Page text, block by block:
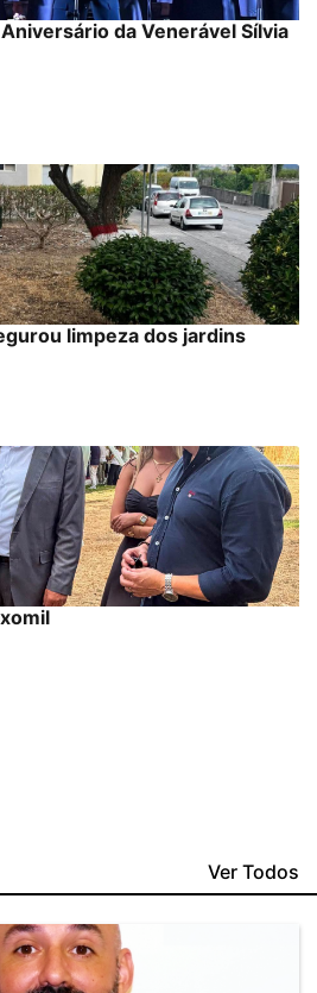
Aniversário da Venerável Sílvia
limpeza dos jardins
Ver Todos